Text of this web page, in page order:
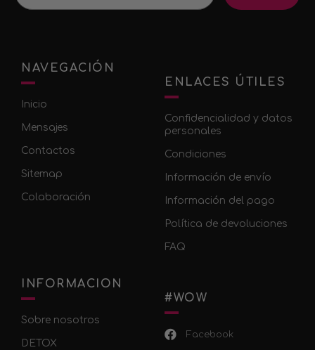
NAVEGACIÓN
Inicio
Mensajes
Contactos
Sitemap
Colaboración
ENLACES ÚTILES
Confidencialidad y datos
personales
Condiciones
Información de envío
Información del pago
Política de devoluciones
FAQ
INFORMACION
Sobre nosotros
DETOX
#WOW
Facebook